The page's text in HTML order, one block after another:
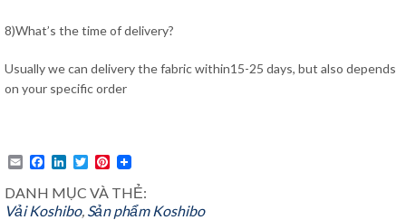
8)What’s the time of delivery?
Usually we can delivery the fabric within15-25 days, but also depends
on your specific order
EmailFacebook
LinkedIn
TwitterPinterest
DANH MỤC VÀ THẺ:
Vải Koshibo, Sản phẩm Koshibo